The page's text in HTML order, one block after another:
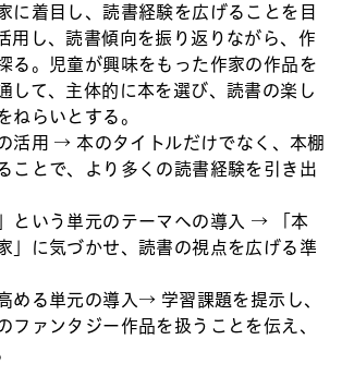
に着目し、読書経験を広げることを目
用し、読書傾向を振り返りながら、作
る。児童が興味をもった作家の作品を
して、主体的に本を選び、読書の楽し
ねらいとする。
活用 → 本のタイトルだけでなく、本棚
ことで、より多くの読書経験を引き出
という単元のテーマへの導入 → 「本
」に気づかせ、読書の視点を広げる準
める単元の導入→ 学習課題を提示し、
ファンタジー作品を扱うことを伝え、